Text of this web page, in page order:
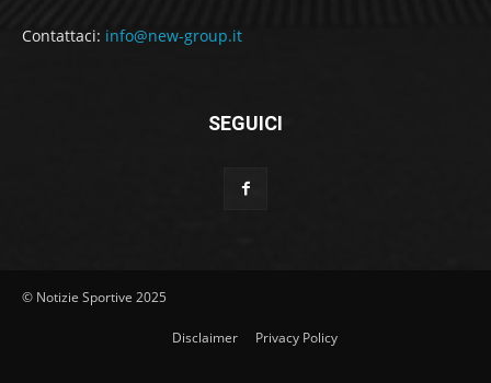
Contattaci: info@new-group.it
SEGUICI
© Notizie Sportive 2025
Disclaimer Privacy Policy